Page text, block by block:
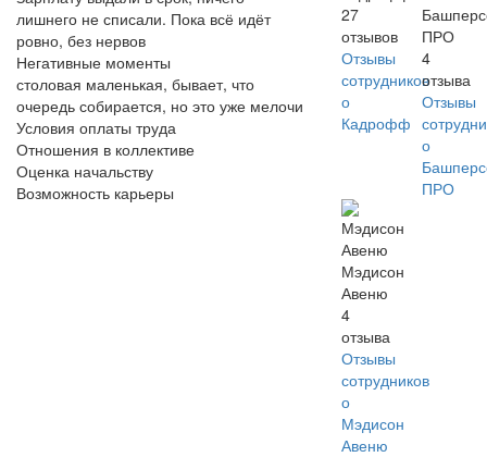
лишнего не списали. Пока всё идёт
ровно, без нервов
Негативные моменты
столовая маленькая, бывает, что
очередь собирается, но это уже мелочи
Условия оплаты труда
Отношения в коллективе
Оценка начальству
Возможность карьеры
27
отзывов
Отзывы
сотрудников
о
Кадрофф
ПРО
4
отзыва
Отзывы
о
ПРО
Мэдисон
Авеню
4
отзыва
Отзывы
сотрудников
о
Мэдисон
Авеню